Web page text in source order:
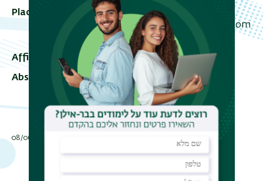
Place
Economics building (504), faculty
lounge on the first floor, and as a Zoom
meeting
Affiliation Tel Aviv University
Abstract Paper
Slides